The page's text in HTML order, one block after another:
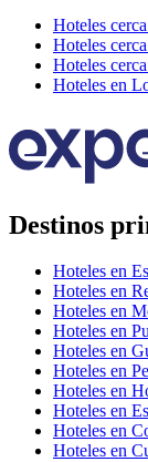
Hoteles
Hoteles
Hoteles
Hoteles en
Destinos
Hoteles en
Hoteles en
Hoteles en
Hoteles en
Hoteles en
Hoteles en
Hoteles en
Hoteles en
Hoteles en
Hoteles en